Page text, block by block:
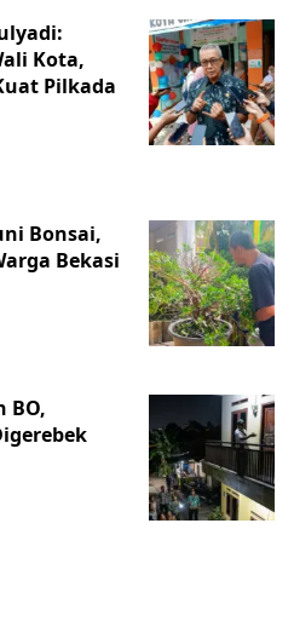
Kota,
Pilkada
Bonsai,
Bekasi
BO,